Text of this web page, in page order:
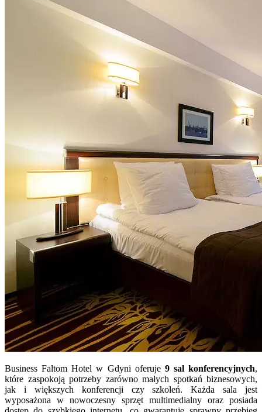
Business Faltom Hotel w Gdyni oferuje 9 sal konferencyjnych,
które zaspokoją potrzeby zarówno małych spotkań biznesowych,
jak i większych konferencji czy szkoleń. Każda sala jest
wyposażona w nowoczesny sprzęt multimedialny oraz posiada